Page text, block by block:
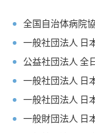
全国自治体病院
一般社団法人 日
公益社団法人 全
一般社団法人 日
一般社団法人 日
一般財団法人 日